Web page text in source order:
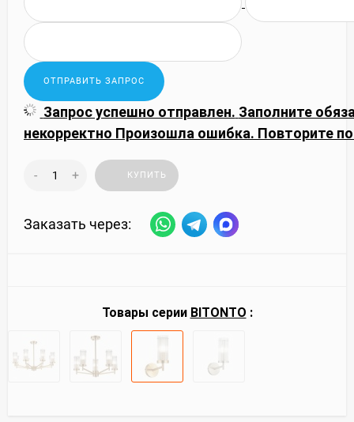
Запрос успешно отправлен. Заполните
некорректно Произошла ошибка. Повторите
- + КУПИТЬ
Заказать через:
Товары серии BITONTO :